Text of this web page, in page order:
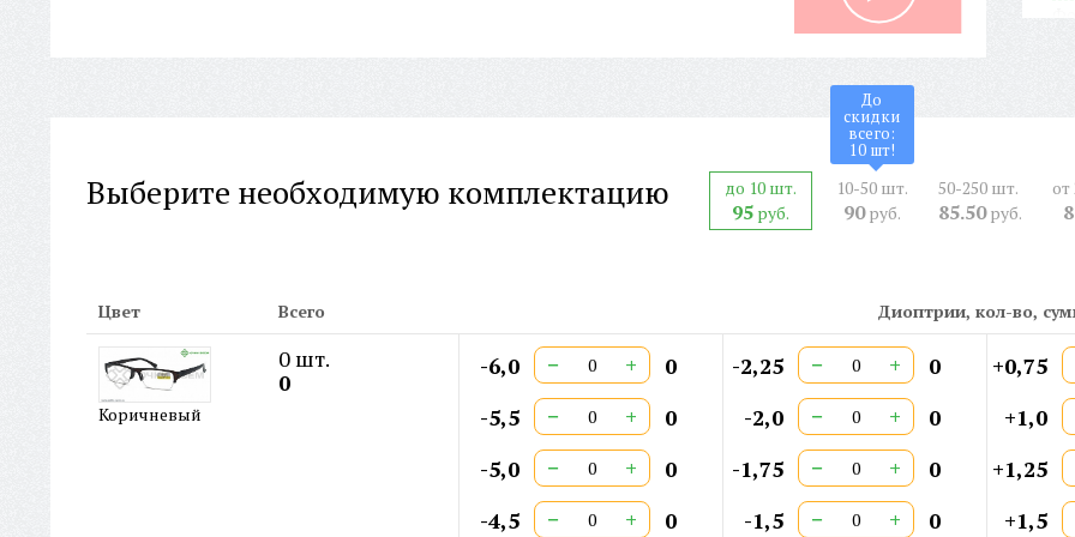
Выберите необходимую комплектацию до 10 шт.
95руб.
10-50 шт.
90руб.
До
скидки
всего:
10шт!
50-250 шт.
85.50руб.
от
Цвет Всего Диоптрии, кол-во,
Коричневый
0шт.
0
-6,0 − +
0
-5,5
− +
0
-5,0
− +
0
-4,5
− +
0
-2,25 − +
0
-2,0
− +
0
-1,75
− +
0
-1,5
− +
0
+0,75
+1,0
+1,25
+1,5